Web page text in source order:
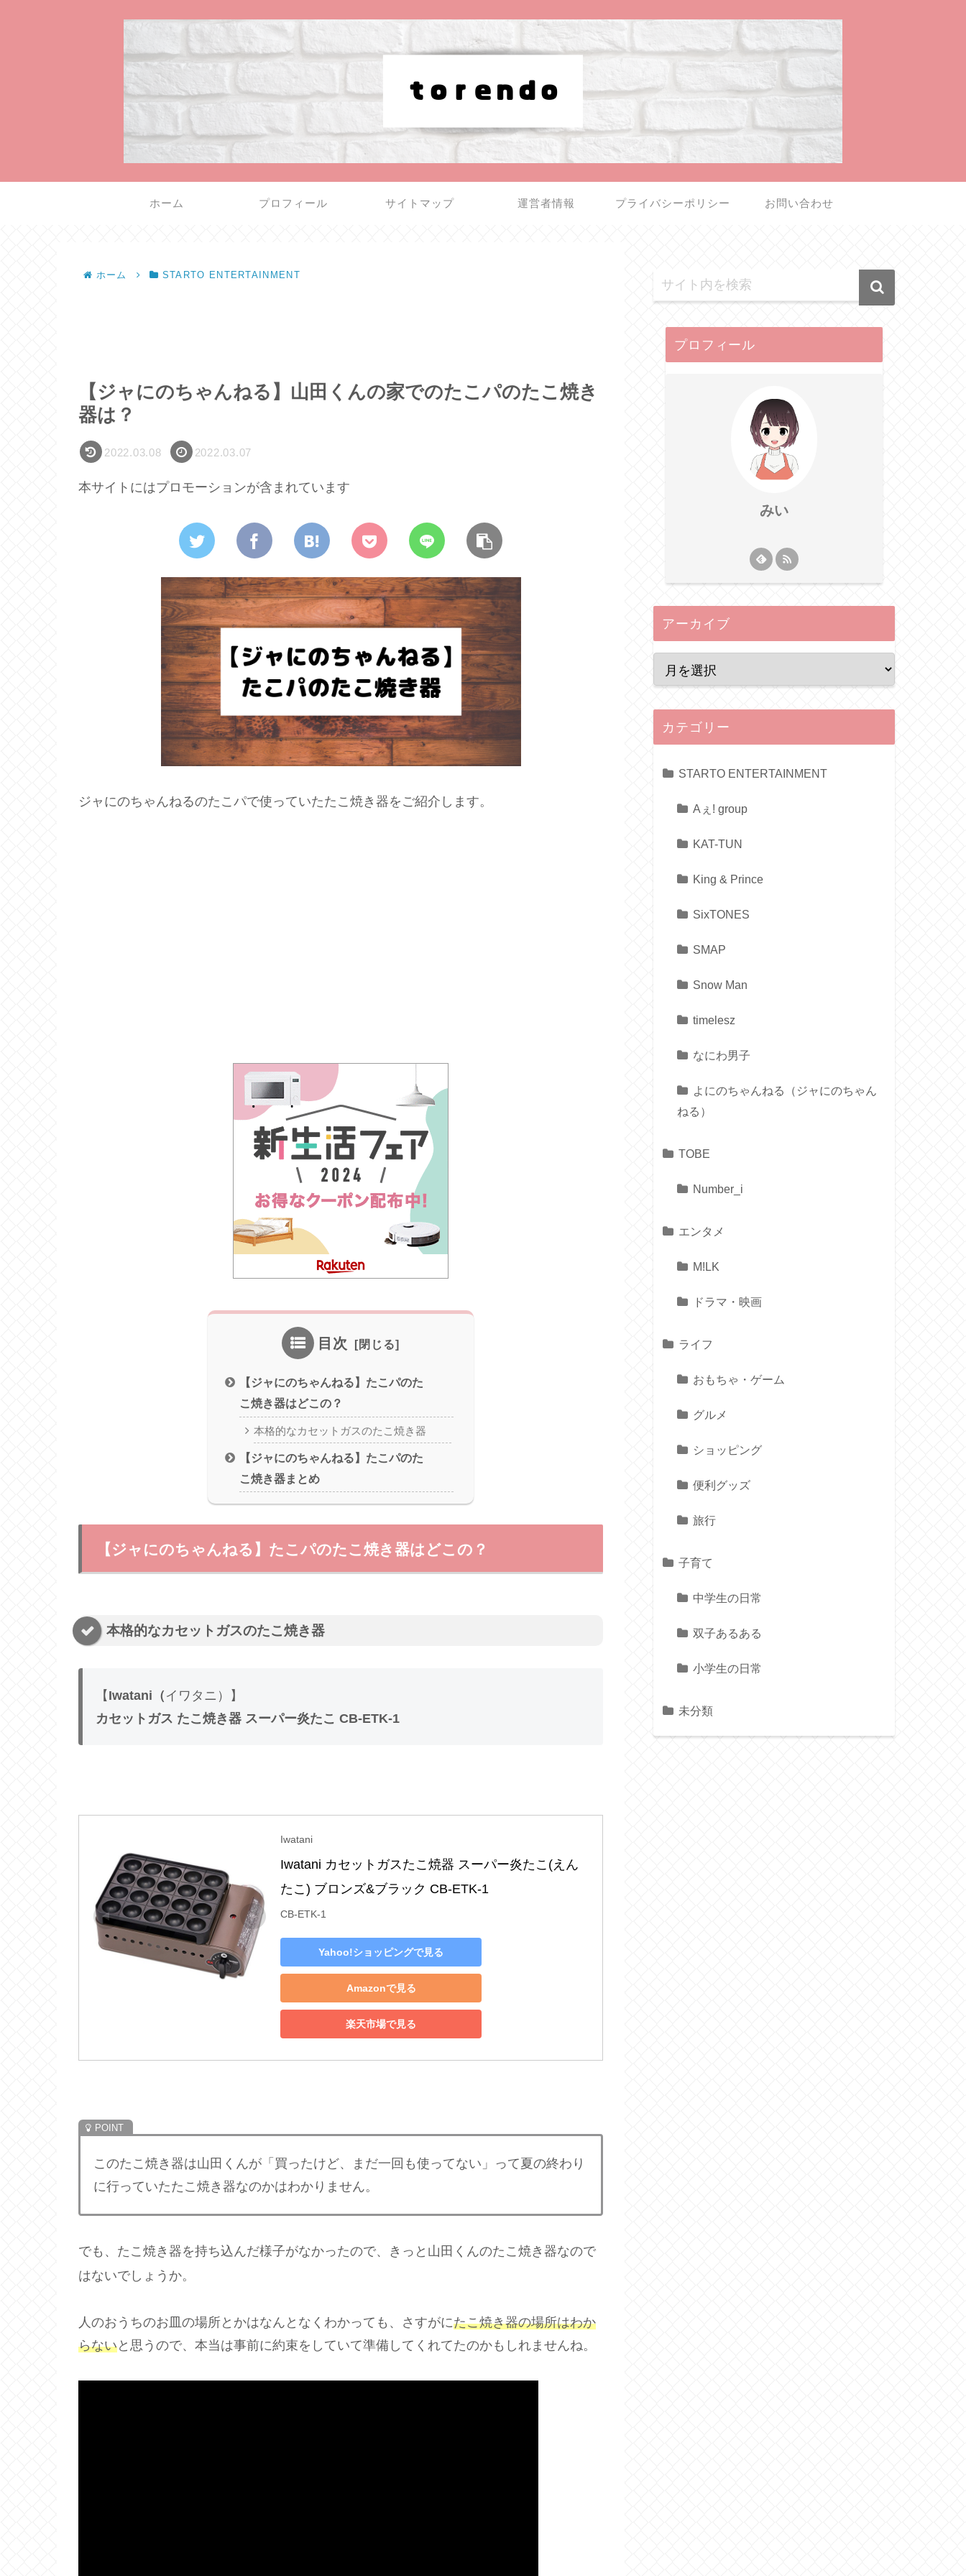
ホーム プロフィール サイトマップ 運営者情報 プライバシーポリシー お問い合わせ
ホーム STARTO ENTERTAINMENT
【ジャにのちゃんねる】山田くんの家でのたこパのたこ焼き
器は？
2022.03.08 2022.03.07
本サイトにはプロモーションが含まれています
ジャにのちゃんねるのたこパで使っていたたこ焼き器をご紹介します。
目次
【ジャにのちゃんねる】たこパのた
こ焼き器はどこの？
本格的なカセットガスのたこ焼き器
【ジャにのちゃんねる】たこパのた
こ焼き器まとめ
【ジャにのちゃんねる】たこパのたこ焼き器はどこの？
本格的なカセットガスのたこ焼き器
【 Iwatani（ イワタニ）】
カセットガス たこ焼き器 スーパー炎たこ CB-ETK-1
Iwatani
Iwatani カセットガスたこ焼器 スーパー炎たこ(えん
たこ) ブロンズ&ブラック CB-ETK-1
CB-ETK-1
Yahoo!ショッピングで見る
Amazonで見る
楽天市場で見る
このたこ焼き器は山田くんが「買ったけど、まだ一回も使ってない」って夏の終わり
に行っていたたこ焼き器なのかはわかりません。
でも、たこ焼き器を持ち込んだ様子がなかったので、きっと山田くんのたこ焼き器なので
はないでしょうか。
人のおうちのお皿の場所とかはなんとなくわかっても、さすがにたこ焼き器の場所はわか
らないと思うので、本当は事前に約束をしていて準備してくれてたのかもしれませんね。
プロフィール
みい
アーカイブ
カテゴリー
STARTO ENTERTAINMENT
Aぇ! group
KAT-TUN
King & Prince
SixTONES
SMAP
Snow Man
timelesz
なにわ男子
よにのちゃんねる（ジャにのちゃん
ねる）
TOBE
Number_i
エンタメ
M!LK
ドラマ・映画
ライフ
おもちゃ・ゲーム
グルメ
ショッピング
便利グッズ
旅行
子育て
中学生の日常
双子あるある
小学生の日常
未分類